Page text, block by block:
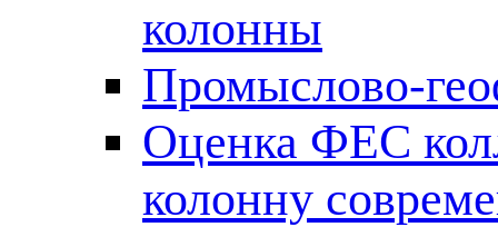
колонны
Промыслово-
Оценка ФЕС
колонну